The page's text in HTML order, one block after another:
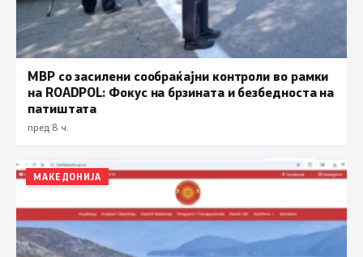
МВР со засилени сообраќајни контроли во рамки
на ROADPOL: Фокус на брзината и безбедноста на
патиштата
пред 8 ч.
МАКЕДОНИЈА